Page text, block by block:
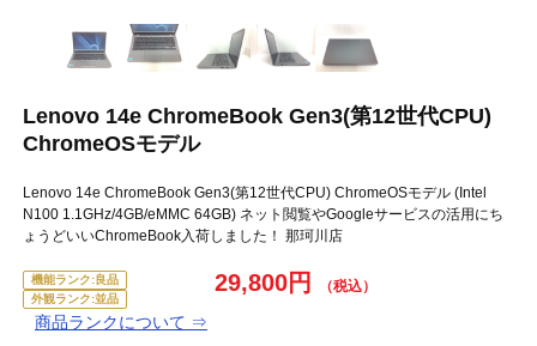
Lenovo 14e ChromeBook Gen3(第12世代CPU)
ChromeOSモデル
Lenovo 14e ChromeBook Gen3(第12世代CPU) ChromeOSモデル (Intel
N100 1.1GHz/4GB/eMMC 64GB) ネット閲覧やGoogleサービスの活用にち
ょうどいいChromeBook入荷しました！ 那珂川店
機能ランク:良品
外観ランク:並品
商品ランクについて ⇒
29,800円